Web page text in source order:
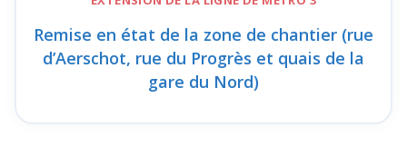
Remise en état de la zone de chantier (rue
d’Aerschot, rue du Progrès et quais de la
gare du Nord)